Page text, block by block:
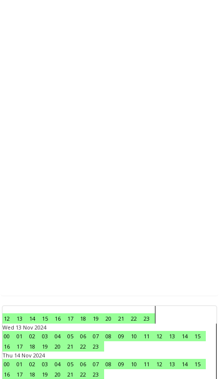
12 13 14 15 16 17 18 19 20 21 22
23
Wed 13 Nov 2024
00
01 02 03 04 05 06 07 08 09 10 11 12 13 14
15
16
17 18 19 20 21 22
23
Thu 14 Nov 2024
00
01 02 03 04 05 06 07 08 09 10 11 12 13 14
15
16
17 18 19 20 21 22
23